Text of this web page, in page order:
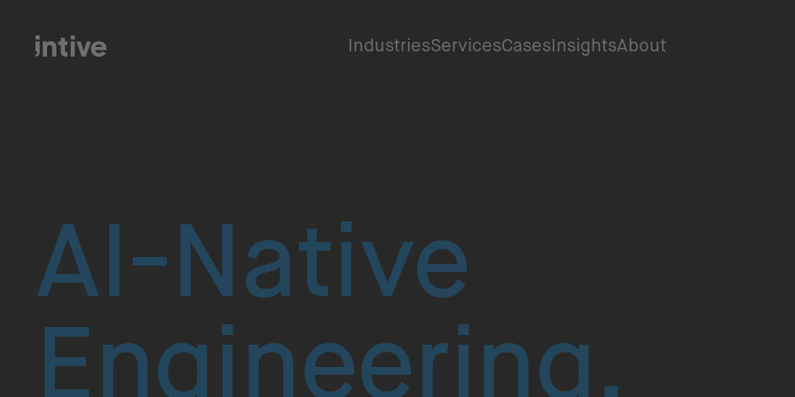
IndustriesServicesCasesInsightsAbout
AI-Native
Engineering.